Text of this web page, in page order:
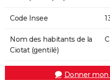
Code Insee
Nom des habitants de la
Ciotat (gentilé)
Donner mon